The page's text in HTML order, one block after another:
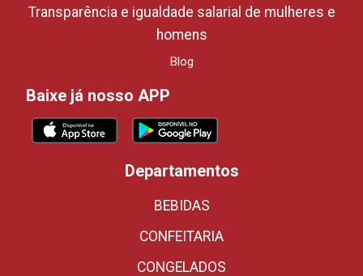
Transparência e igualdade salarial de mulheres e
homens
Blog
Baixe já nosso APP
Departamentos
BEBIDAS
CONFEITARIA
CONGELADOS